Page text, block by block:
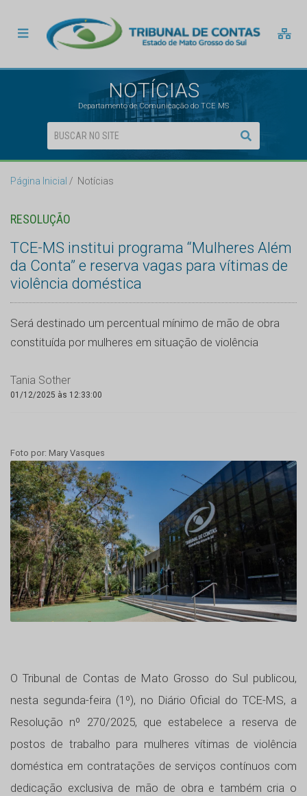
NOTÍCIAS
Departamento de Comunicação do TCE MS
Página Inicial Notícias
RESOLUÇÃO
TCE-MS institui programa “Mulheres Além
da Conta” e reserva vagas para vítimas de
violência doméstica
Será destinado um percentual mínimo de mão de obra
constituída por mulheres em situação de violência
Tania Sother
01/12/2025 às 12:33:00
Foto por: Mary Vasques
O Tribunal de Contas de Mato Grosso do Sul publicou,
nesta segunda-feira (1º), no Diário Oficial do TCE-MS, a
Resolução nº 270/2025, que estabelece a reserva de
postos de trabalho para mulheres vítimas de violência
doméstica em contratações de serviços contínuos com
dedicação exclusiva de mão de obra e também cria o